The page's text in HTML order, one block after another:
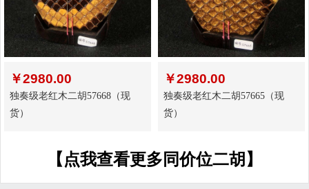
￥2980.00
独奏级老红木二胡57668（现
货）
￥2980.00
独奏级老红木二胡57665（现
货）
【点我查看更多同价位二胡】